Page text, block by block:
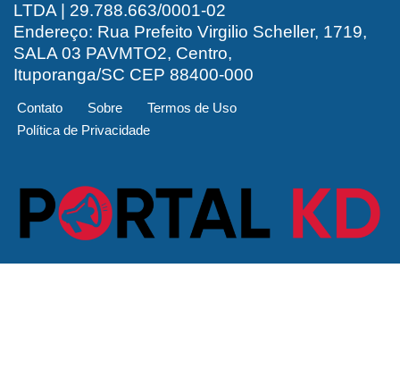
LTDA | 29.788.663/0001-02
Endereço: Rua Prefeito Virgilio Scheller, 1719,
SALA 03 PAVMTO2, Centro,
Ituporanga/SC CEP 88400-000
Contato Sobre
Termos de Uso
Política de Privacidade